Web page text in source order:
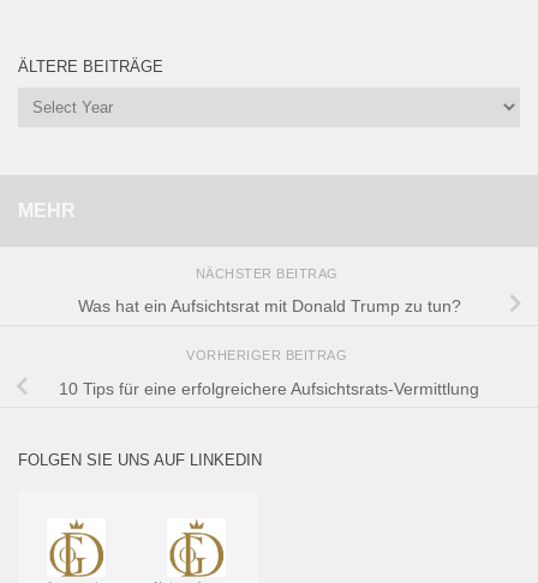
ÄLTERE BEITRÄGE
MEHR
NÄCHSTER BEITRAG
Was hat ein Aufsichtsrat mit Donald Trump zu tun?
VORHERIGER BEITRAG
10 Tips für eine erfolgreichere Aufsichtsrats-Vermittlung
FOLGEN SIE UNS AUF LINKEDIN